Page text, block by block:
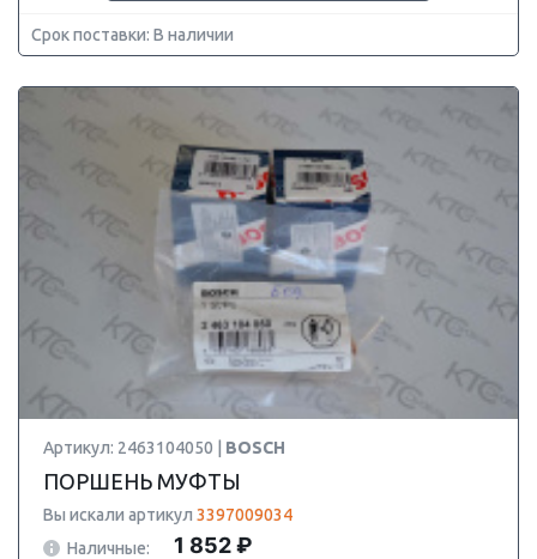
Срок поставки: В наличии
Артикул: 2463104050 | BOSCH
ПОРШЕНЬ МУФТЫ
Вы искали артикул 3397009034
Наличные:
1 852 ₽